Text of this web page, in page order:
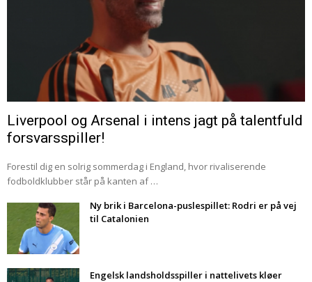
Liverpool og Arsenal i intens jagt på talentfuld
forsvarsspiller!
Forestil dig en solrig sommerdag i England, hvor rivaliserende
fodboldklubber står på kanten af …
Ny brik i Barcelona-puslespillet: Rodri er på vej
til Catalonien
Engelsk landsholdsspiller i nattelivets kløer